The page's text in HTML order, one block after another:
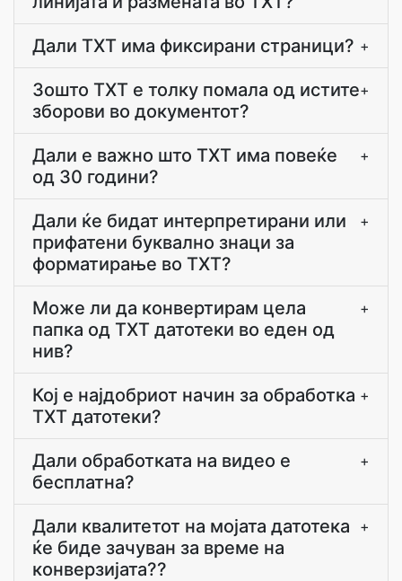
Дали TXT има фиксирани страници? +
Зошто TXT е толку помала од истите
зборови во документот?
+
Дали е важно што TXT има повеќе
од 30 години?
+
Дали ќе бидат интерпретирани или
прифатени буквално знаци за
форматирање во TXT?
+
Може ли да конвертирам цела
папка од TXT датотеки во еден од
нив?
+
Кој е најдобриот начин за обработка
TXT датотеки?
+
Дали обработката на видео е
бесплатна?
+
Дали квалитетот на мојата датотека
ќе биде зачуван за време на
конверзијата??
+